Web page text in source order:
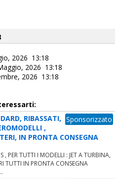
2026 13:18
2026 13:18
2026 13:18
Sponsorizzato
RIBASSATI,
,
IN PRONTA CONSEGNA
, PER TUTTI I MODELLI : JET A TURBINA,
TUTTI IN PRONTA CONSEGNA